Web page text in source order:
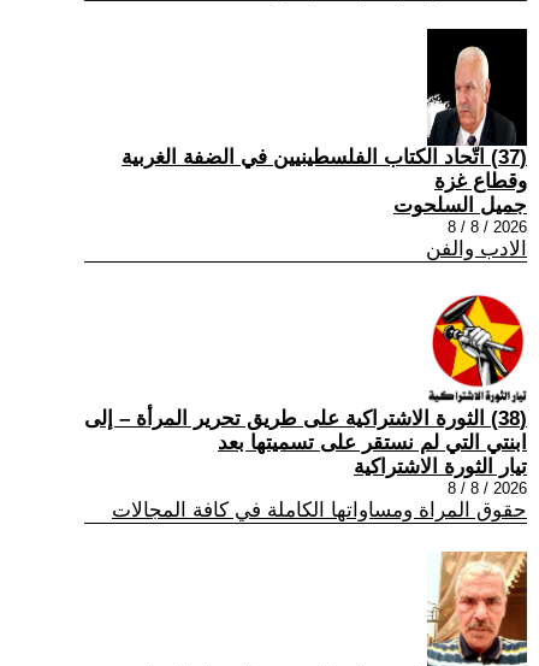
(37) اتّحاد الكتاب الفلسطينيين في الضفة الغربية
وقطاع غزة
جميل السلحوت
2026 / 8 / 8
الادب والفن
(38) الثورة الاشتراكية على طريق تحرير المرأة – إلى
ابنتي التي لم نستقر على تسميتها بعد
تيار الثورة الاشتراكية
2026 / 8 / 8
حقوق المراة ومساواتها الكاملة في كافة المجالات